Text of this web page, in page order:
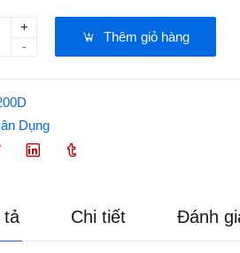
+
-
Thêm giỏ hàng
Dụng
tả Chi tiết Đánh